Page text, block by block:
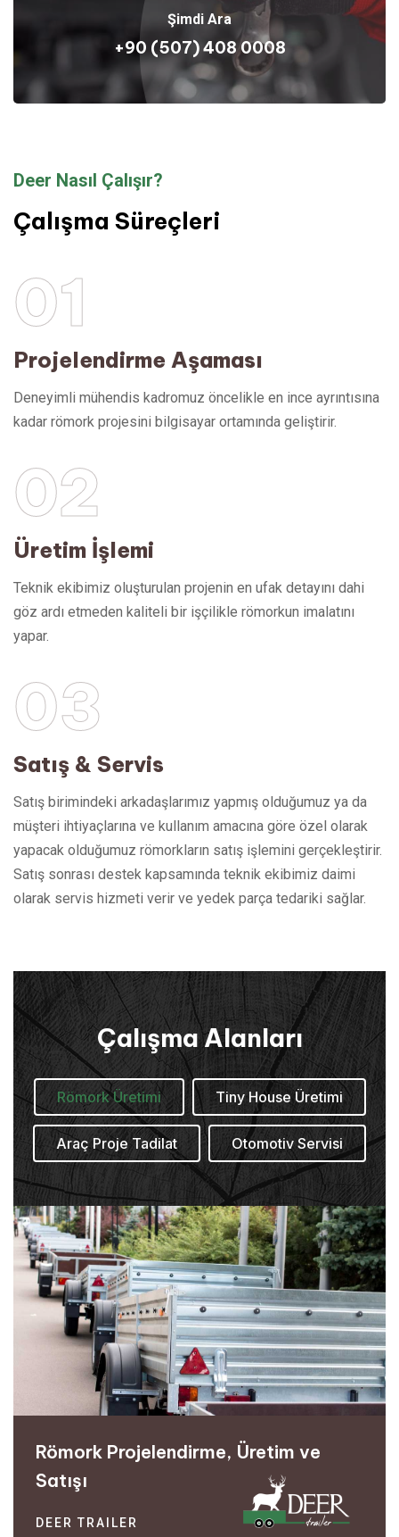
Şimdi Ara
+90 (507) 408 0008
Deer Nasıl Çalışır?
Çalışma Süreçleri
01
Projelendirme Aşaması
Deneyimli mühendis kadromuz öncelikle en ince ayrıntısına
kadar römork projesini bilgisayar ortamında geliştirir.
02
Üretim İşlemi
Teknik ekibimiz oluşturulan projenin en ufak detayını dahi
göz ardı etmeden kaliteli bir işçilikle römorkun imalatını
yapar.
03
Satış & Servis
Satış birimindeki arkadaşlarımız yapmış olduğumuz ya da
müşteri ihtiyaçlarına ve kullanım amacına göre özel olarak
yapacak olduğumuz römorkların satış işlemini gerçekleştirir.
Satış sonrası destek kapsamında teknik ekibimiz daimi
olarak servis hizmeti verir ve yedek parça tedariki sağlar.
Çalışma Alanları
Römork Üretimi Tiny House Üretimi
Araç Proje Tadilat Otomotiv Servisi
Römork Projelendirme, Üretim ve
Satışı
DEER TRAILER